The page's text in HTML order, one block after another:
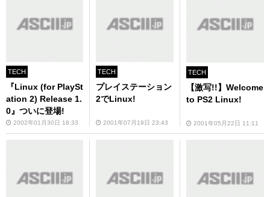
TECH
『Linux (for PlaySt
ation 2) Release 1.
0』ついに登場!
2002年01月30日 18:33
TECH
プレイステーション
2でLinux!
2001年07月19日 23:43
TECH
【激写!!】Welcome
to PS2 Linux!
2001年05月22日 11:11